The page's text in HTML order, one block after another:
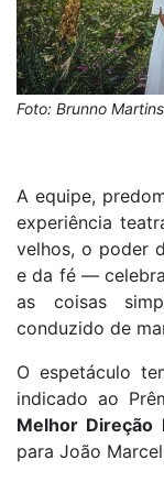
Foto: Brunno Martins
A equipe,
experiência
velhos, o poder
e da fé —
as coisas
conduzido de
O espetáculo
indicado ao
Melhor Direção
para João